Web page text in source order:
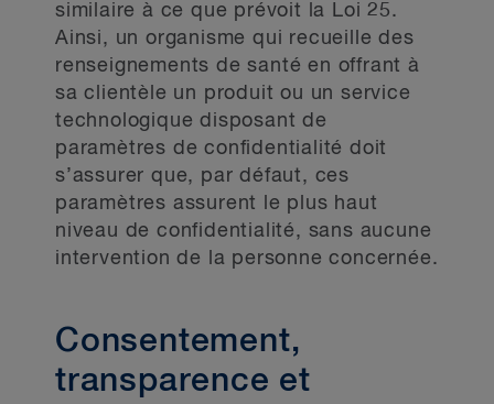
similaire à ce que prévoit la Loi 25.
Ainsi, un organisme qui recueille des
renseignements de santé en offrant à
sa clientèle un produit ou un service
technologique disposant de
paramètres de confidentialité doit
s’assurer que, par défaut, ces
paramètres assurent le plus haut
niveau de confidentialité, sans aucune
intervention de la personne concernée.
Consentement,
transparence et